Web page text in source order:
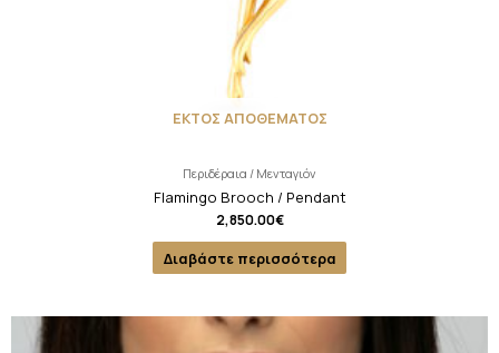
ΕΚΤΟΣ ΑΠΟΘΕΜΑΤΟΣ
Περιδέραια / Μενταγιόν
Flamingo Brooch / Pendant
2,850.00€
Διαβάστε περισσότερα